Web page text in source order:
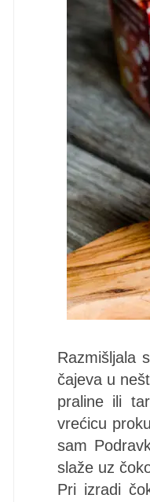
Razmišljala
čajeva u
praline ili
vrećicu
sam
slaže uz
Pri izradi